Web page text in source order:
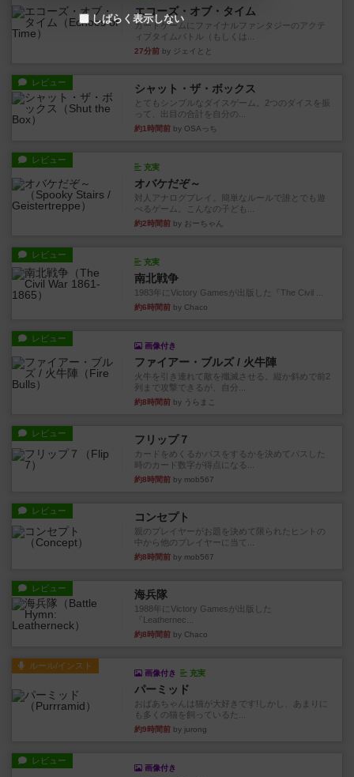
エコーズ・オブ・タイム
カードゲームにファイナルファンタジーのアクテ
ィブタイムバトル（もしくは...
27分前 by ジェイとと
レビュー シャット・ザ・ボックス
とてもシンプルなダイスゲーム。2つのダイスを振
って、出目の合計を自分の...
約1時間前 by OSAっち
レビュー
充実
オバケだぞ～
対人アナログプレイ。簡単なルールで誰とでも遊
べるゲーム。こんなの子ども...
約2時間前 by おーちゃん
レビュー
充実
南北戦争
1983年にVictory Gamesが出版した『The Civil ...
約6時間前 by Chaco
レビュー
画像付き
ファイアー・ブルズ / 火牛陣
火牛を引き連れて敵を殲滅させる。縦か斜めで前2
列まで攻撃できるが、自分...
約8時間前 by うらまこ
レビュー フリップ７
カードをめくるかパスをするかを決めてパスした
時のカード数字が得点になる...
約8時間前 by mob567
レビュー コンセプト
親のプレイヤーがお題を決めて限られたヒントの
中から他のプレイヤーに当て...
約8時間前 by mob567
レビュー 海兵隊
1988年にVictory Gamesが出版した
『Leathernec...
約8時間前 by Chaco
ルール/インスト
画像付き 充実
パーミッド
おばあちゃんは猫が大好きです!しかし、あまりに
も多くの猫を飼っているた...
約9時間前 by jurong
レビュー
画像付き
しばらく表示しない